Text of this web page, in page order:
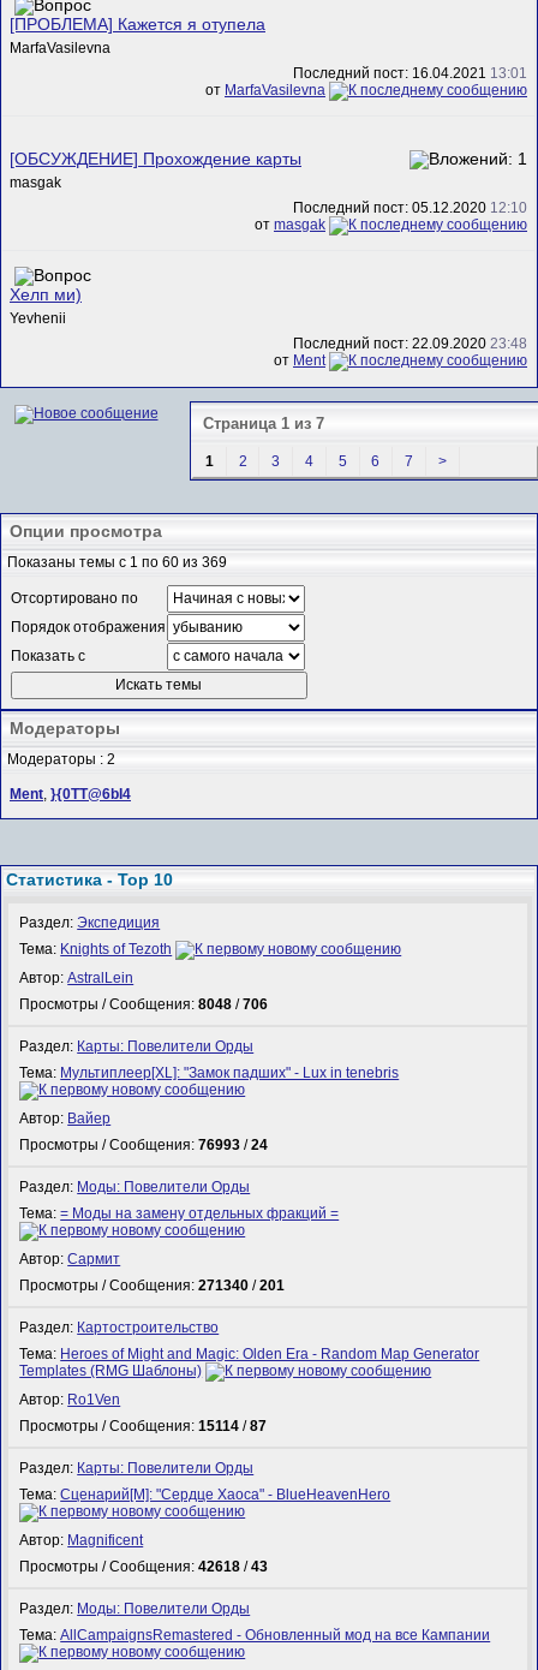
[ПРОБЛЕМА] Кажется я отупела
MarfaVasilevna
Последний пост: 16.04.2021 13:01
от MarfaVasilevna
[ОБСУЖДЕНИЕ] Прохождение карты
masgak
Последний пост: 05.12.2020 12:10
от masgak
Хелп ми)
Yevhenii
Последний пост: 22.09.2020 23:48
от Ment
Страница 1 из 7
1 2 3 4 5 6 7 >
Опции просмотра
Показаны темы с 1 по 60 из 369
Отсортировано по
Порядок отображения
Показать с
Модераторы
Модераторы : 2
Ment, }{0TT@6bI4
Статистика - Top 10
Раздел:Экспедиция
Тема: Knights of Tezoth
Автор:AstralLein
Просмотры / Сообщения:8048 /706
Раздел: Карты: Повелители Орды
Тема: Мультиплеер[XL]: "Замок падших" - Lux in tenebris
Автор: Вайер
Просмотры / Сообщения:76993 /24
Раздел: Моды: Повелители Орды
Тема:= Моды на замену отдельных фракций =
Автор:Сармит
Просмотры / Сообщения:271340 /201
Раздел: Картостроительство
Тема: Heroes of Might and Magic: Olden Era - Random Map Generator
Templates (RMG Шаблоны)
Автор: Ro1Ven
Просмотры / Сообщения:15114 /87
Раздел: Карты: Повелители Орды
Тема:Сценарий[M]: "Сердце Хаоса" - BlueHeavenHero
Автор: Magnificent
Просмотры / Сообщения:42618 /43
Раздел: Моды: Повелители Орды
Тема:AllCampaignsRemastered - Обновленный мод на все Кампании